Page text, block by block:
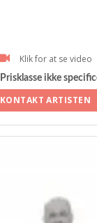
Klik for at se video
Prisklasse ikke
KONTAKT ARTISTEN